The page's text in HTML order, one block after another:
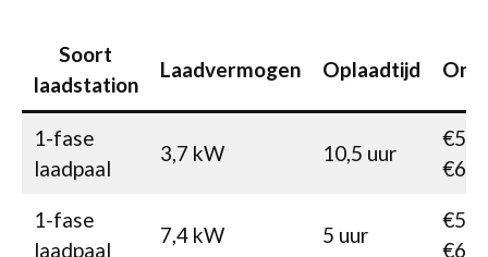
Soort
laadstation
Laadvermogen Oplaadtijd
1-fase
laadpaal
3,7 kW 10,5 uur
1-fase
laadpaal
7,4 kW 5 uur